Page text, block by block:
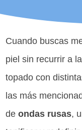
Cuando buscas
piel sin recurrir a
topado con
las más
deondas rusas,